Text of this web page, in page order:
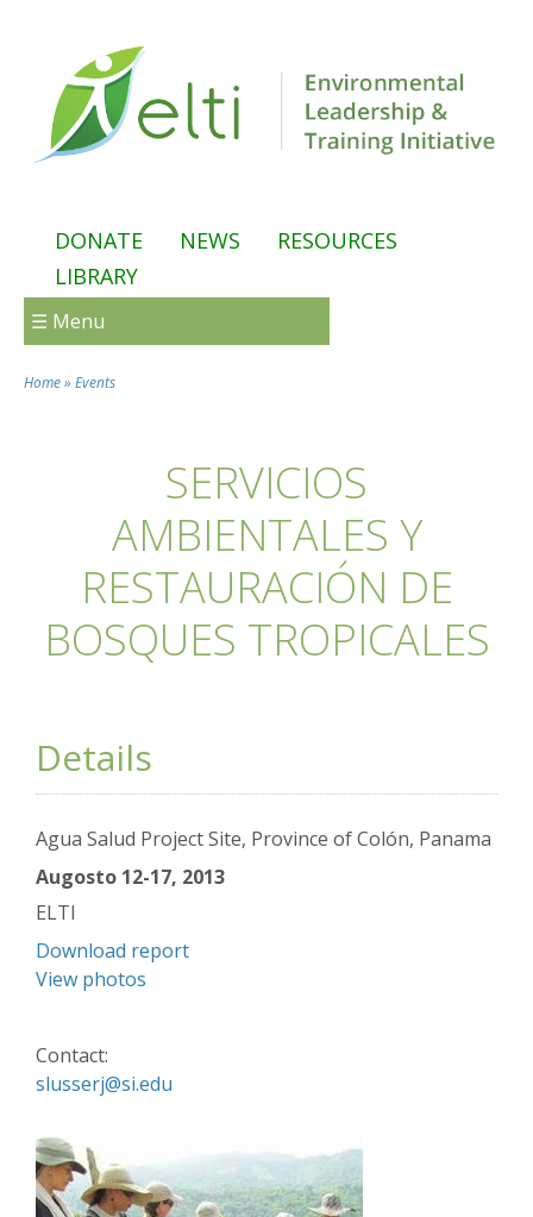
DONATE NEWS
RESOURCES
LIBRARY
☰ Menu
Home» Events
SERVICIOS
AMBIENTALES Y
RESTAURACIÓN DE
BOSQUES TROPICALES
Details
Agua Salud Project Site, Province of Colón, Panama
Augosto 12-17, 2013
ELTI
Download report
View photos
Contact:
slusserj@si.edu